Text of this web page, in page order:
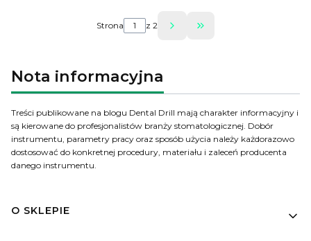
Strona z 2 Przejdź do ostatniej
Nota informacyjna
Treści publikowane na blogu Dental Drill mają charakter informacyjny i
są kierowane do profesjonalistów branży stomatologicznej. Dobór
instrumentu, parametry pracy oraz sposób użycia należy każdorazowo
dostosować do konkretnej procedury, materiału i zaleceń producenta
danego instrumentu.
Linki w stopce
O SKLEPIE